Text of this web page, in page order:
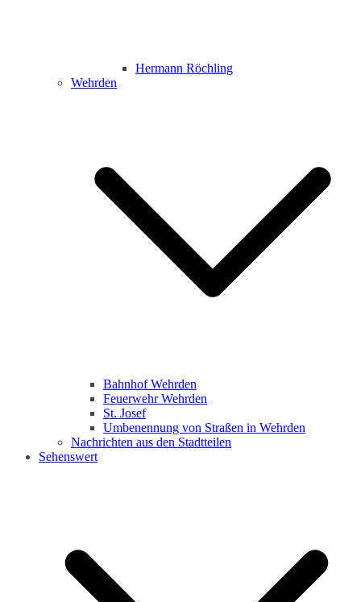
Hermann Röchling
Wehrden
Bahnhof Wehrden
Feuerwehr Wehrden
St. Josef
Umbenennung von Straßen in Wehrden
Nachrichten aus den Stadtteilen
Sehenswert